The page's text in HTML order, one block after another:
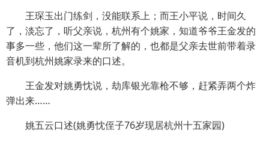
王琛玉出门练剑，没能联系上；而王小平说，时间久
了，淡忘了，听父亲说，杭州有个姚家，知道爷爷王金发的
事多一些，他们这一辈所了解的，也都是父亲去世前带着录
音机到杭州姚家录来的口述。
王金发对姚勇忱说，劫库银光靠枪不够，赶紧弄两个炸
弹出来……
姚五云口述(姚勇忱侄子76岁现居杭州十五家园)